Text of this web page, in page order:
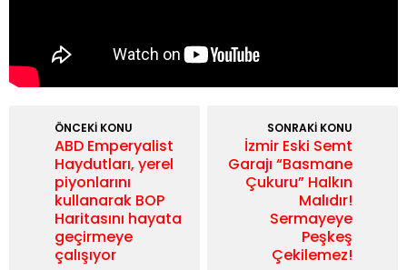
ÖNCEKİ KONU
ABD Emperyalist
Haydutları, yerel
piyonlarını
kullanarak BOP
Haritasını hayata
geçirmeye
çalışıyor
SONRAKİ KONU
İzmir Eski Semt
Garajı “Basmane
Çukuru” Halkın
Malıdır!
Sermayeye
Peşkeş
Çekilemez!